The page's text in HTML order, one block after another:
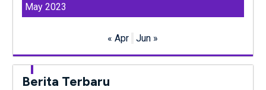
May 2023
« Apr Jun »
Berita Terbaru